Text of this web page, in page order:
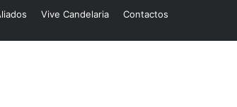
Vive Candelaria Contactos